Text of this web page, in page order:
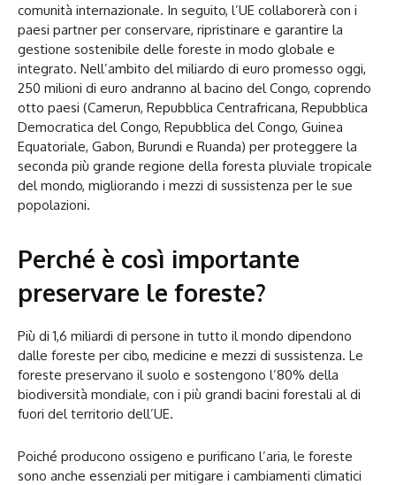
comunità internazionale. In seguito, l’UE collaborerà con i
paesi partner per conservare, ripristinare e garantire la
gestione sostenibile delle foreste in modo globale e
integrato. Nell’ambito del miliardo di euro promesso oggi,
250 milioni di euro andranno al bacino del Congo, coprendo
otto paesi (Camerun, Repubblica Centrafricana, Repubblica
Democratica del Congo, Repubblica del Congo, Guinea
Equatoriale, Gabon, Burundi e Ruanda) per proteggere la
seconda più grande regione della foresta pluviale tropicale
del mondo, migliorando i mezzi di sussistenza per le sue
popolazioni.
Perché è così importante
preservare le foreste?
Più di 1,6 miliardi di persone in tutto il mondo dipendono
dalle foreste per cibo, medicine e mezzi di sussistenza. Le
foreste preservano il suolo e sostengono l’80% della
biodiversità mondiale, con i più grandi bacini forestali al di
fuori del territorio dell’UE.
Poiché producono ossigeno e purificano l’aria, le foreste
sono anche essenziali per mitigare i cambiamenti climatici